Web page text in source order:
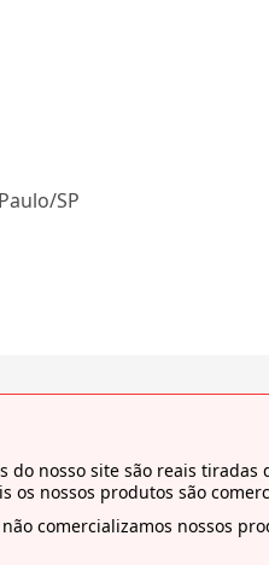
SP
do nosso site são reais
os nossos produtos são
comercializamos nossos